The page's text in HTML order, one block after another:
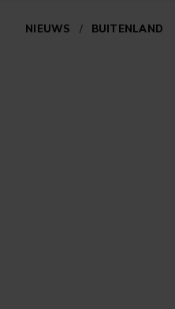
NIEUWS / BUITENLAND